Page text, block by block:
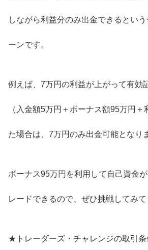
しながら利益分のみ出金できるとい
ーンです。
例えば、7万円の利益が上がって有効
（入金額5万円＋ボーナス額95万円＋
た場合は、7万円のみ出金可能となり
ボーナス95万円を利用して自己資金
レードできるので、ぜひ挑戦してみて
★トレーダーズ・チャレンジの取引条